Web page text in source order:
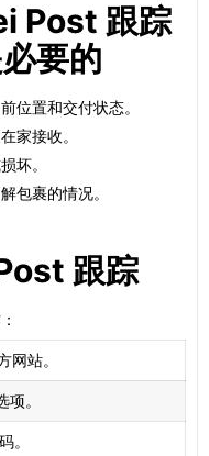
Post 跟踪
要的
位置和交付状态。
家接收。
坏。
包裹的情况。
跟踪
网站。
。
。